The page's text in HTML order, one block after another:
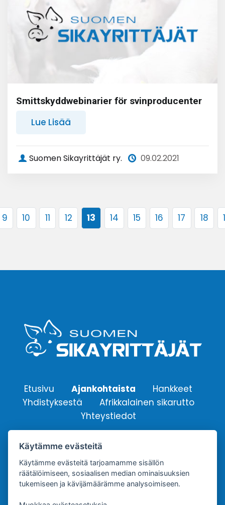
Smittskyddwebinarier för svinproducenter
Lue Lisää
Suomen Sikayrittäjät ry. 09.02.2021
9 10 11 12 13 14 15 16 17 18
Etusivu Ajankohtaista
Hankkeet
Yhdistyksestä
Afrikkalainen sikarutto
Yhteystiedot
Suomen Sikayrittäjät ry.
Yhdistyksen sähköpostiosoite:
info@sikayrittajat.fi
Käytämme evästeitä
Käytämme evästeitä tarjoamamme sisällön
räätälöimiseen, sosiaalisen median ominaisuuksien
tukemiseen ja kävijämäärämme analysoimiseen.